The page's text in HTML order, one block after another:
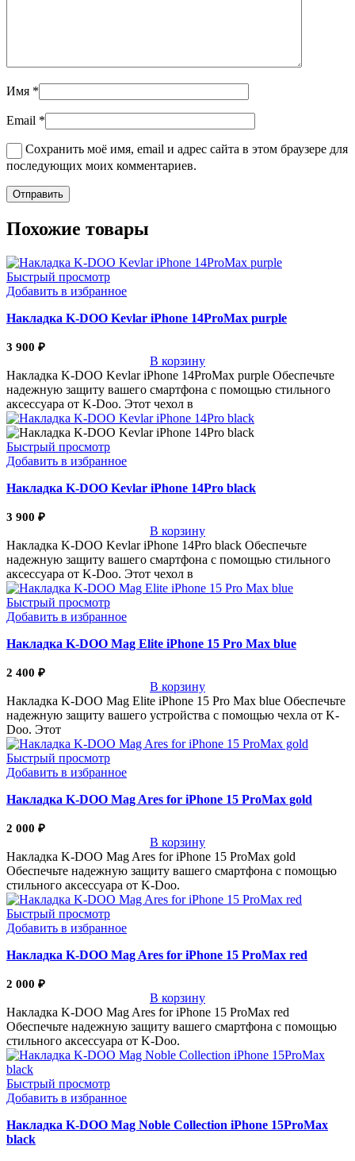
Имя *
Email *
Сохранить моё имя, email и адрес сайта в этом браузере для
последующих моих комментариев.
Похожие товары
Быстрый просмотр
Добавить в избранное
Накладка K-DOO Kevlar iPhone 14ProMax purple
3 900 ₽
В корзину
Накладка K-DOO Kevlar iPhone 14ProMax purple Обеспечьте
надежную защиту вашего смартфона с помощью стильного
аксессуара от K-Doo. Этот чехол в
Быстрый просмотр
Добавить в избранное
Накладка K-DOO Kevlar iPhone 14Pro black
3 900 ₽
В корзину
Накладка K-DOO Kevlar iPhone 14Pro black Обеспечьте
надежную защиту вашего смартфона с помощью стильного
аксессуара от K-Doo. Этот чехол в
Быстрый просмотр
Добавить в избранное
Накладка K-DOO Mag Elite iPhone 15 Pro Max blue
2 400 ₽
В корзину
Накладка K-DOO Mag Elite iPhone 15 Pro Max blue Обеспечьте
надежную защиту вашего устройства с помощью чехла от K-
Doo. Этот
Быстрый просмотр
Добавить в избранное
Накладка K-DOO Mag Ares for iPhone 15 ProMax gold
2 000 ₽
В корзину
Накладка K-DOO Mag Ares for iPhone 15 ProMax gold
Обеспечьте надежную защиту вашего смартфона с помощью
стильного аксессуара от K-Doo.
Быстрый просмотр
Добавить в избранное
Накладка K-DOO Mag Ares for iPhone 15 ProMax red
2 000 ₽
В корзину
Накладка K-DOO Mag Ares for iPhone 15 ProMax red
Обеспечьте надежную защиту вашего смартфона с помощью
стильного аксессуара от K-Doo.
Быстрый просмотр
Добавить в избранное
Накладка K-DOO Mag Noble Collection iPhone 15ProMax
black